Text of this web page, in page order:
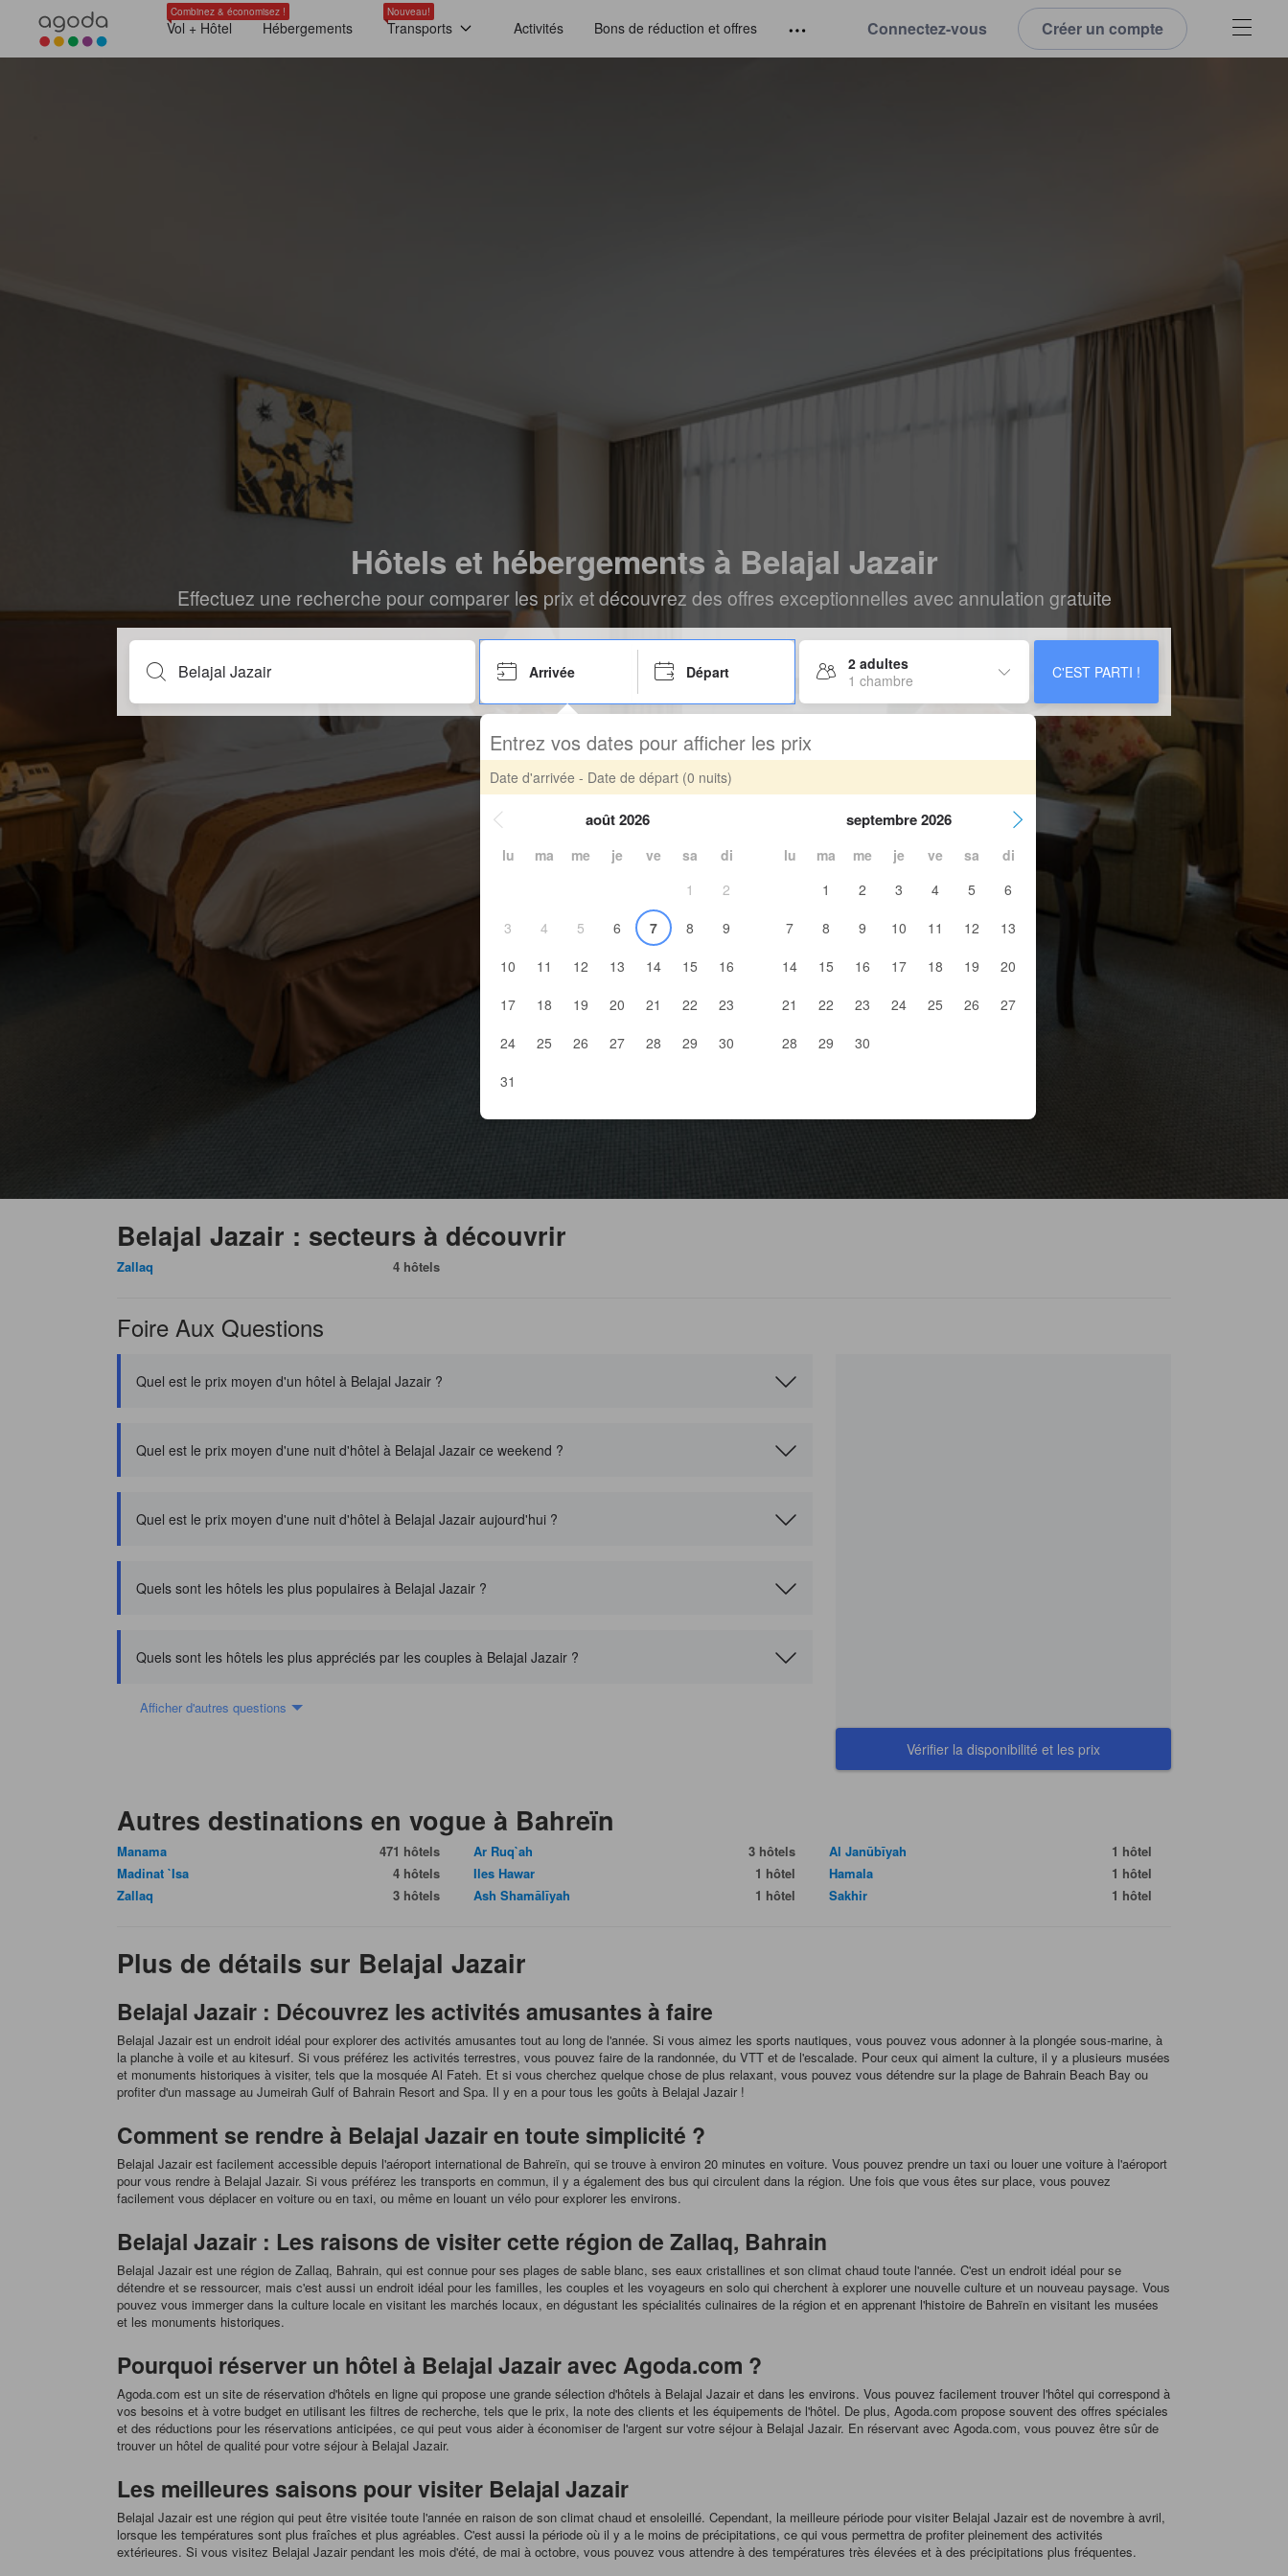
Combinez & économisez !
Vol + Hôtel Hébergements
Nouveau!
Transports Activités Bons de réduction et offres Connectez-vous Créer un compte
Hôtels et hébergements à Belajal Jazair
Effectuez une recherche pour comparer les prix et découvrez des offres exceptionnelles avec annulation gratuite
Arrivée Départ
2 adultes
1 chambre
C'EST PARTI !
Entrez vos dates pour afficher les prix
Date d'arrivée - Date de départ (0 nuits)
août 2026
lu ma me je ve sa
di
1
2
3
4 5 6 7 8
9
10
11 12 13 14 15
16
17
18 19 20 21 22
23
24
25 26 27 28 29
30
31
septembre 2026
lu ma me je ve sa
di
1
2 3 4 5
6
7
8 9 10 11 12
13
14
15 16 17 18 19
20
21
22 23 24 25 26
27
28
29 30
Belajal Jazair : secteurs à découvrir
Zallaq 4 hôtels
Foire Aux Questions
Quel est le prix moyen d'un hôtel à Belajal Jazair ?
Quel est le prix moyen d'une nuit d'hôtel à Belajal Jazair ce weekend ?
Quel est le prix moyen d'une nuit d'hôtel à Belajal Jazair aujourd'hui ?
Quels sont les hôtels les plus populaires à Belajal Jazair ?
Quels sont les hôtels les plus appréciés par les couples à Belajal Jazair ?
Afficher d'autres questions
Vérifier la disponibilité et les prix
Autres destinations en vogue à Bahreïn
Manama
471 hôtels
Madinat `Isa
4 hôtels
Zallaq
3 hôtels
Ar Ruq`ah
3 hôtels
Iles Hawar
1 hôtel
Ash Shamālīyah
1 hôtel
Al Janūbīyah
1 hôtel
Hamala
1 hôtel
Sakhir
1 hôtel
Plus de détails sur Belajal Jazair
Belajal Jazair : Découvrez les activités amusantes à faire
Belajal Jazair est un endroit idéal pour explorer des activités amusantes tout au long de l'année. Si vous aimez les sports nautiques, vous pouvez vous adonner à la plongée sous-marine, à
la planche à voile et au kitesurf. Si vous préférez les activités terrestres, vous pouvez faire de la randonnée, du VTT et de l'escalade. Pour ceux qui aiment la culture, il y a plusieurs musées
et monuments historiques à visiter, tels que la mosquée Al Fateh. Et si vous cherchez quelque chose de plus relaxant, vous pouvez vous détendre sur la plage de Bahrain Beach Bay ou
profiter d'un massage au Jumeirah Gulf of Bahrain Resort and Spa. Il y en a pour tous les goûts à Belajal Jazair !
Comment se rendre à Belajal Jazair en toute simplicité ?
Belajal Jazair est facilement accessible depuis l'aéroport international de Bahreïn, qui se trouve à environ 20 minutes en voiture. Vous pouvez prendre un taxi ou louer une voiture à l'aéroport
pour vous rendre à Belajal Jazair. Si vous préférez les transports en commun, il y a également des bus qui circulent dans la région. Une fois que vous êtes sur place, vous pouvez
facilement vous déplacer en voiture ou en taxi, ou même en louant un vélo pour explorer les environs.
Belajal Jazair : Les raisons de visiter cette région de Zallaq, Bahrain
Belajal Jazair est une région de Zallaq, Bahrain, qui est connue pour ses plages de sable blanc, ses eaux cristallines et son climat chaud toute l'année. C'est un endroit idéal pour se
détendre et se ressourcer, mais c'est aussi un endroit idéal pour les familles, les couples et les voyageurs en solo qui cherchent à explorer une nouvelle culture et un nouveau paysage. Vous
pouvez vous immerger dans la culture locale en visitant les marchés locaux, en dégustant les spécialités culinaires de la région et en apprenant l'histoire de Bahreïn en visitant les musées
et les monuments historiques.
Pourquoi réserver un hôtel à Belajal Jazair avec Agoda.com ?
Agoda.com est un site de réservation d'hôtels en ligne qui propose une grande sélection d'hôtels à Belajal Jazair et dans les environs. Vous pouvez facilement trouver l'hôtel qui correspond à
vos besoins et à votre budget en utilisant les filtres de recherche, tels que le prix, la note des clients et les équipements de l'hôtel. De plus, Agoda.com propose souvent des offres spéciales
et des réductions pour les réservations anticipées, ce qui peut vous aider à économiser de l'argent sur votre séjour à Belajal Jazair. En réservant avec Agoda.com, vous pouvez être sûr de
trouver un hôtel de qualité pour votre séjour à Belajal Jazair.
Les meilleures saisons pour visiter Belajal Jazair
Belajal Jazair est une région qui peut être visitée toute l'année en raison de son climat chaud et ensoleillé. Cependant, la meilleure période pour visiter Belajal Jazair est de novembre à avril,
lorsque les températures sont plus fraîches et plus agréables. C'est aussi la période où il y a le moins de précipitations, ce qui vous permettra de profiter pleinement des activités
extérieures. Si vous visitez Belajal Jazair pendant les mois d'été, de mai à octobre, vous pouvez vous attendre à des températures très élevées et à des précipitations plus fréquentes.